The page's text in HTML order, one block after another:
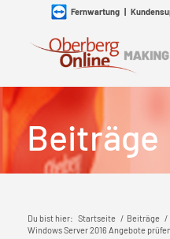
Fernwartung|
Beiträge
Du bist hier: Startseite / Beiträge /
Windows Server 2016 Angebote prüfen